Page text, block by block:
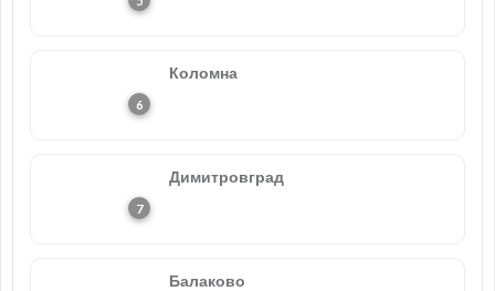
Коломна
Димитровград
Балаково